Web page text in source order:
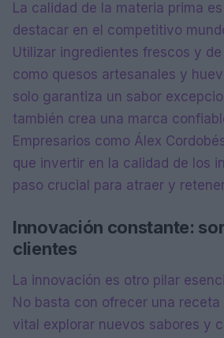
La calidad de la materia prima
destacar en el competitivo
Utilizar ingredientes frescos y
como quesos artesanales y
solo garantiza un sabor
también crea una marca
Empresarios como Álex
que invertir en la calidad de los
paso crucial para atraer y
Innovación constante:
clientes
La innovación es otro pilar
No basta con ofrecer una
vital explorar nuevos sabores y